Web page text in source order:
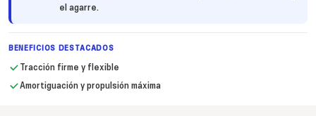
el agarre.
BENEFICIOS DESTACADOS
Tracción firme y flexible
Amortiguación y propulsión máxima